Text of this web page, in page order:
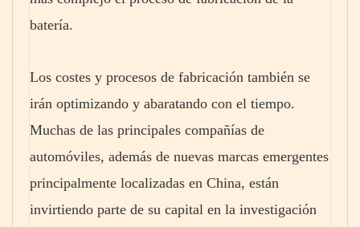
batería.
Los costes y procesos de fabricación también se
irán optimizando y abaratando con el tiempo.
Muchas de las principales compañías de
automóviles, además de nuevas marcas emergentes
principalmente localizadas en China, están
invirtiendo parte de su capital en la investigación